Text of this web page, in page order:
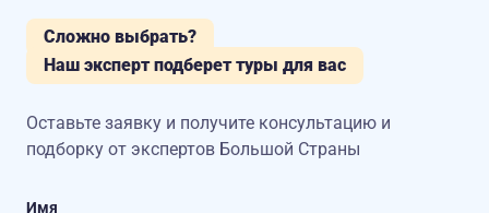
Сложно выбрать?
Наш эксперт подберет туры для вас
Оставьте заявку и получите консультацию и
подборку от экспертов Большой Страны
Имя